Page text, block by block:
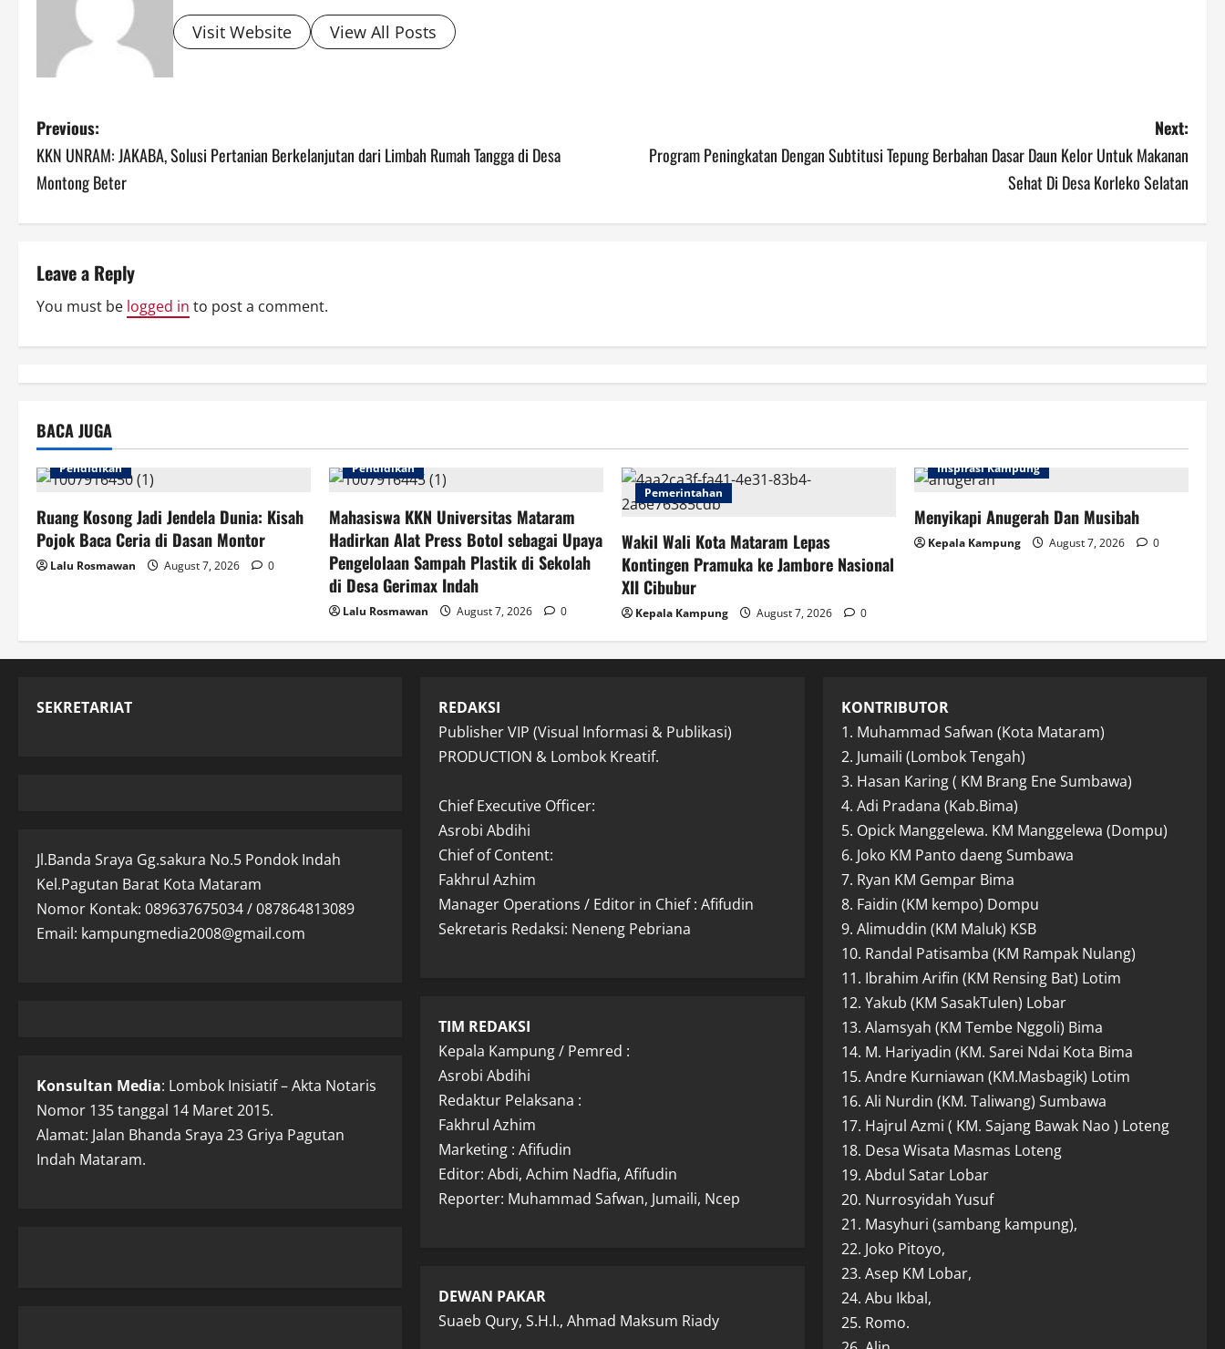
Visit Website View All Posts
P
o
n
a
v
g
a
t
i
n
Previous:
KKN UNRAM: JAKABA, Solusi Pertanian Berkelanjutan dari Limbah Rumah Tangga di Desa
Montong Beter
Next:
Program Peningkatan Dengan Subtitusi Tepung Berbahan Dasar Daun Kelor Untuk Makanan
Sehat Di Desa Korleko Selatan
Leave a Reply
You must be logged in to post a comment.
BACA JUGA
Pendidikan
Ruang Kosong Jadi Jendela Dunia: Kisah
Pojok Baca Ceria di Dasan Montor
Lalu Rosmawan August 7, 2026 0
Pendidikan
Mahasiswa KKN Universitas Mataram
Hadirkan Alat Press Botol sebagai Upaya
Pengelolaan Sampah Plastik di Sekolah
di Desa Gerimax Indah
Lalu Rosmawan August 7, 2026 0
Pemerintahan
Wakil Wali Kota Mataram Lepas
Kontingen Pramuka ke Jambore Nasional
XII Cibubur
Kepala Kampung August 7, 2026 0
Inspirasi Kampung
Menyikapi Anugerah Dan Musibah
Kepala Kampung August 7, 2026 0
SEKRETARIAT
Jl.Banda Sraya Gg.sakura No.5 Pondok Indah
Kel.Pagutan Barat Kota Mataram
Nomor Kontak: 089637675034 / 087864813089
Email: kampungmedia2008@gmail.com
Konsultan Media: Lombok Inisiatif – Akta Notaris
Nomor 135 tanggal 14 Maret 2015.
Alamat: Jalan Bhanda Sraya 23 Griya Pagutan
Indah Mataram.
REDAKSI
Publisher VIP (Visual Informasi & Publikasi)
PRODUCTION & Lombok Kreatif.
Chief Executive Officer:
Asrobi Abdihi
Chief of Content:
Fakhrul Azhim
Manager Operations / Editor in Chief : Afifudin
Sekretaris Redaksi: Neneng Pebriana
TIM REDAKSI
Kepala Kampung / Pemred :
Asrobi Abdihi
Redaktur Pelaksana :
Fakhrul Azhim
Marketing : Afifudin
Editor: Abdi, Achim Nadfia, Afifudin
Reporter: Muhammad Safwan, Jumaili, Ncep
DEWAN PAKAR
Suaeb Qury, S.H.I., Ahmad Maksum Riady
KONTRIBUTOR
1. Muhammad Safwan (Kota Mataram)
2. Jumaili (Lombok Tengah)
3. Hasan Karing ( KM Brang Ene Sumbawa)
4. Adi Pradana (Kab.Bima)
5. Opick Manggelewa. KM Manggelewa (Dompu)
6. Joko KM Panto daeng Sumbawa
7. Ryan KM Gempar Bima
8. Faidin (KM kempo) Dompu
9. Alimuddin (KM Maluk) KSB
10. Randal Patisamba (KM Rampak Nulang)
11. Ibrahim Arifin (KM Rensing Bat) Lotim
12. Yakub (KM SasakTulen) Lobar
13. Alamsyah (KM Tembe Nggoli) Bima
14. M. Hariyadin (KM. Sarei Ndai Kota Bima
15. Andre Kurniawan (KM.Masbagik) Lotim
16. Ali Nurdin (KM. Taliwang) Sumbawa
17. Hajrul Azmi ( KM. Sajang Bawak Nao ) Loteng
18. Desa Wisata Masmas Loteng
19. Abdul Satar Lobar
20. Nurrosyidah Yusuf
21. Masyhuri (sambang kampung),
22. Joko Pitoyo,
23. Asep KM Lobar,
24. Abu Ikbal,
25. Romo.